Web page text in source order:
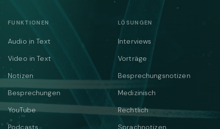
FUNKTIONEN
Audio in Text
Video in Text
Notizen
Besprechungen
YouTube
Podcasts
LÖSUNGEN
Interviews
Vorträge
Besprechungsnotizen
Medizinisch
Rechtlich
Sprachnotizen